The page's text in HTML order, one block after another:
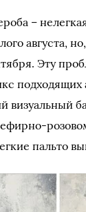
–
августа,
Эту
визуальный
пальто